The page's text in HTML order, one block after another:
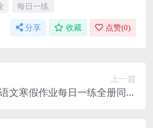
每日一练
分享 收藏 点赞(0)
上一篇
文寒假作业每日一练全册同步